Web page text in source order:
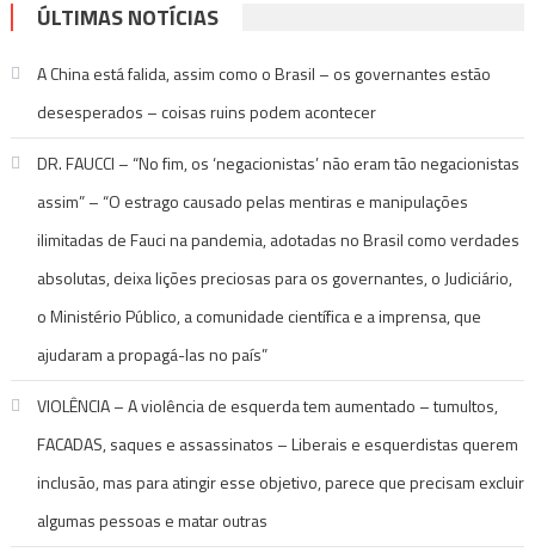
ÚLTIMAS NOTÍCIAS
A China está falida, assim como o Brasil – os governantes estão
desesperados – coisas ruins podem acontecer
DR. FAUCCI – “No fim, os ‘negacionistas’ não eram tão negacionistas
assim” – “O estrago causado pelas mentiras e manipulações
ilimitadas de Fauci na pandemia, adotadas no Brasil como verdades
absolutas, deixa lições preciosas para os governantes, o Judiciário,
o Ministério Público, a comunidade científica e a imprensa, que
ajudaram a propagá-las no país”
VIOLÊNCIA – A violência de esquerda tem aumentado – tumultos,
FACADAS, saques e assassinatos – Liberais e esquerdistas querem
inclusão, mas para atingir esse objetivo, parece que precisam excluir
algumas pessoas e matar outras